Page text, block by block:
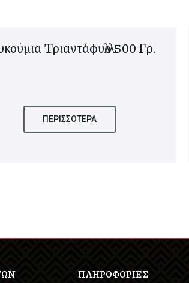
Τριαντάφυλλο 500 Γρ.
ΠΕΡΙΣΣΟΤΕΡΑ
ΠΛΗΡΟΦΟΡΙΕΣ